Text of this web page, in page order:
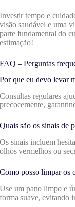
Investir tempo e
visão saudável e uma
parte fundamental do
estimação!
FAQ – Perguntas
Por que eu devo levar
Consultas regulares
precocemente,
Quais são os sinais de
Os sinais incluem
olhos vermelhos ou
Como posso limpar os
Use um pano limpo e
forma suave, evitando